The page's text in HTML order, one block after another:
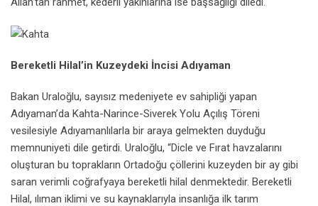
Bereketli Hilal’in Kuzeydeki İncisi Adıyaman
Bakan Uraloğlu, sayısız medeniyete ev sahipliği yapan
Adıyaman’da Kahta-Narince-Siverek Yolu Açılış Töreni
vesilesiyle Adıyamanlılarla bir araya gelmekten duyduğu
memnuniyeti dile getirdi. Uraloğlu, “Dicle ve Fırat havzalarını
oluşturan bu toprakların Ortadoğu çöllerini kuzeyden bir ay gibi
saran verimli coğrafyaya bereketli hilal denmektedir. Bereketli
Hilal, ılıman iklimi ve su kaynaklarıyla insanlığa ilk tarım